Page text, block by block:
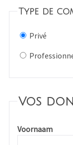
Type de
Privé
Vos
Voornaam